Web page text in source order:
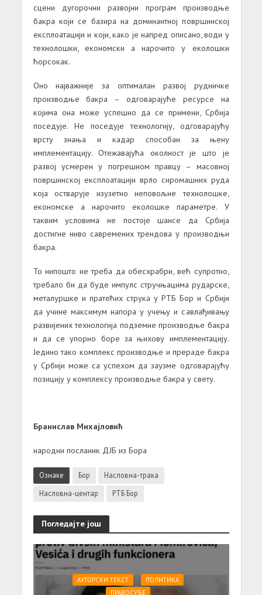
сцени дугорочни развојни програм производње
бакра који се базира на доминантној површинској
експлоатацији и који, како је напред описано, води у
технолошки, економски а нарочито у еколошки
ћорсокак.
Оно најважније за оптималан развој рудничке
производње бакра – одговарајуће ресурсе на
којима она може успешно да се примени, Србија
поседује. Не поседује технологију, одговарајућу
врсту знања и кадар способан за њену
имплементацију. Отежавајућа околност је што је
развој усмерен у погрешном правцу – масовној
површинској експлоатацији врло сиромашних руда
која остварује изузетно неповољне технолошке,
економске а нарочито еколошке параметре. У
таквим условима не постоје шансе да Србија
достигне ниво савремених трендова у производњи
бакра.
То нипошто не треба да обесхрабри, већ супротно,
требало би да буде импулс стручњацима рударске,
металуршке и пратећих струка у РТБ Бор и Србији
да учине максимум напора у учењу и савлађивању
развијених технологија подземне производње бакра
и да се упорно боре за њихову имплементацију.
Једино тако комплекс производње и прераде бакра
у Србији може са успехом да заузме одговарајућу
позицију у комплексу производње бакра у свету.
Бранислав Михајловић
народни посланик ДЈБ из Бора
Ознаке Бор
Насловна-трака
Насловна-центар
РТБ Бор
Погледајте још
АУТОРСКИ ТЕКСТ
ПОЛИТИКА
ПРАВОСУЂЕ